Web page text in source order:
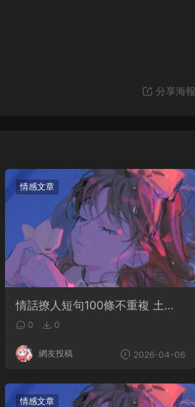
分享海報
情感文章
情話撩人短句100條不重複 土味
情話撩人長句
0 0
網友投稿 2026-04-06
情感文章